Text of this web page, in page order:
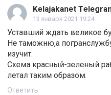
Kelajakanet
13 января 2021 19:24
Уставший ждать великое
Не таможню,а
изучит.
Схема красный-зеленый
летал таким образом.
Ответить